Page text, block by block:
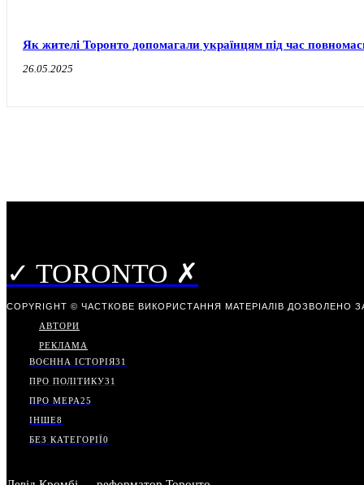
Як жителі Торонто допомагали українцям під час
26.05.2025
✓ TORONTO ✗
COPYRIGHT © ЧАСТКОВЕ ВИКОРИСТАННЯ МАТЕРІАЛІВ ДОЗВОЛЕНО
АВТОРИ
РЕКЛАМА
ВОЄННА ІСТОРІЯ31
ПРО ПОЛІТИКУ31
ПРО МЕРА25
ІНШЕ8
БЕЗ КАТЕГОРІЇ0